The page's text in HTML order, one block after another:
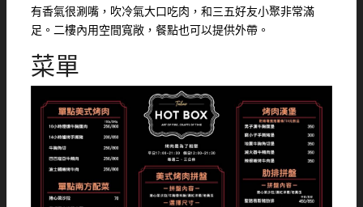
有香氣很涮嘴，吹冷氣大口吃肉，和三五好友小聚非常滿
足。二樓內用空間寬敞，餐點也可以提供外帶。
菜單